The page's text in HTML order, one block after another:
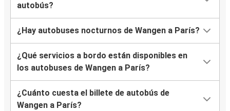
autobús?
¿Hay autobuses nocturnos de Wangen a París?
¿Qué servicios a bordo están disponibles en
los autobuses de Wangen a París?
¿Cuánto cuesta el billete de autobús de
Wangen a París?